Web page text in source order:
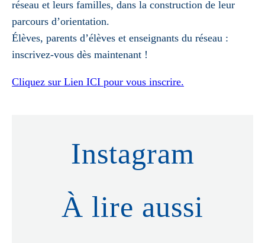
réseau et leurs familles, dans la construction de leur
parcours d’orientation.
Élèves, parents d’élèves et enseignants du réseau :
inscrivez-vous dès maintenant !
Cliquez sur Lien ICI pour vous inscrire.
Instagram
À lire aussi